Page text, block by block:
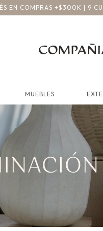
EN COMPRAS +$300K | 9
MUEBLES